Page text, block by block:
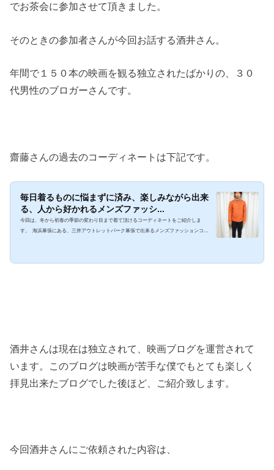
でお茶会に参加させて頂きました。
そのときの参加者さんが今回お話する酒井さん。
年間で１５０本の映画を観る独立されたばかりの、３０
代男性のブロガーさんです。
齋藤さんの過去のコーディネートは下記です。
毎日着るものに悩まずに済み、楽しみながら出来
る、人から好かれるメンズファッシ...
今回は、冬から初春の季節の変わり目まで着て頂けるコーディネートをご紹介しま
す。 海浜幕張にある、三井アウトレットパーク幕張で出来るメンズファッションコー
事業当初から使わせて頂いているアウトレットモールです。様々な価格帯のショップ
酒井さんは現在は独立されて、映画ブログを運営されて
います。このブログは映画が苦手な僕でもとても楽しく
拝見出来たブログでした後ほど、ご紹介致します。
今回酒井さんにご依頼された内容は、